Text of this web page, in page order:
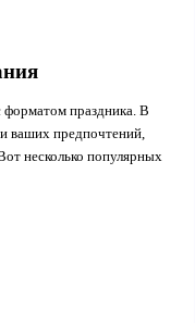
форматом праздника. В
ваших предпочтений,
несколько популярных